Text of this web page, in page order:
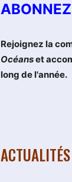
Rejoignez la
Océanset
long de l'année.
ACTUALITÉS